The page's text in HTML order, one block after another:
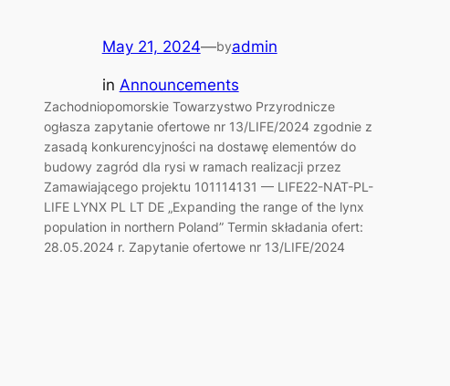
May 21, 2024—byadmin
in Announcements
Zachodniopomorskie Towarzystwo Przyrodnicze
ogłasza zapytanie ofertowe nr 13/LIFE/2024 zgodnie z
zasadą konkurencyjności na dostawę elementów do
budowy zagród dla rysi w ramach realizacji przez
Zamawiającego projektu 101114131 — LIFE22-NAT-PL-
LIFE LYNX PL LT DE „Expanding the range of the lynx
population in northern Poland” Termin składania ofert:
28.05.2024 r. Zapytanie ofertowe nr 13/LIFE/2024